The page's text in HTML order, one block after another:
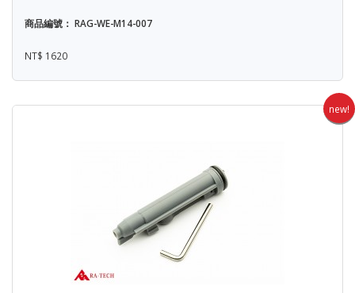
商品編號： RAG-WE-M14-007
NT$ 1620
new!